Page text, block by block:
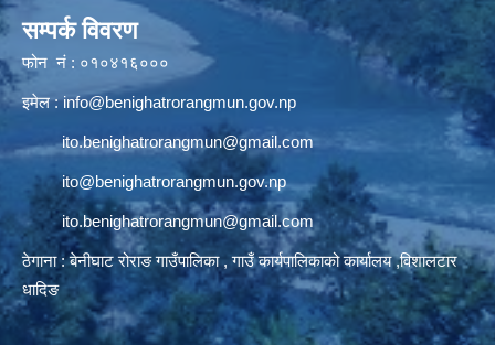
सम्पर्क विवरण
फोन नं : ०१०४१६०००
इमेल :info@benighatrorangmun.gov.np
ito.benighatrorangmun@gmail.com
ito@benighatrorangmun.gov.np
ito.benighatrorangmun@gmail.com
ठेगाना : बेनीघाट रोराङ गाउँपालिका , गाउँ कार्यपालिकाको कार्यालय ,विशालटार
धादिङ